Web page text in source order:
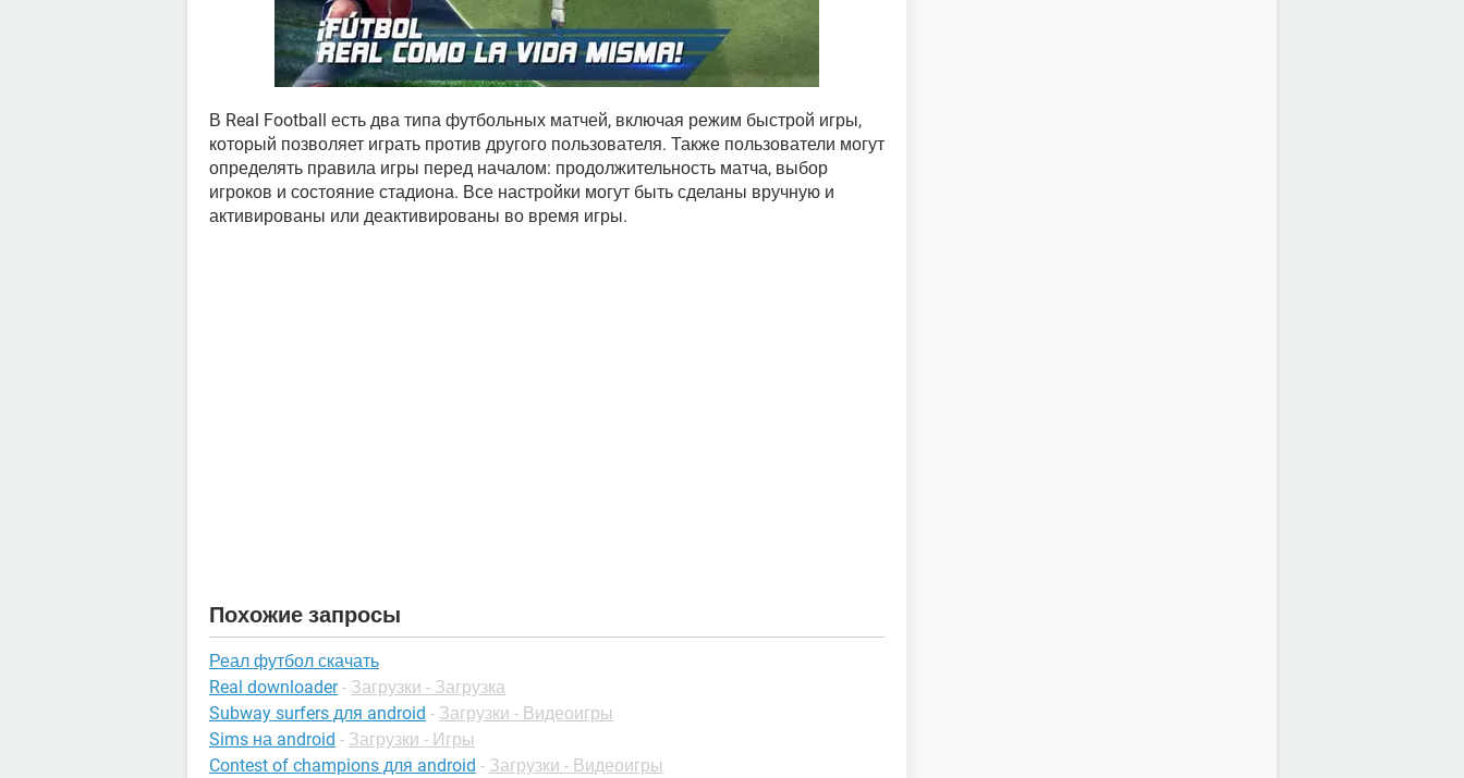
В Real Football есть два типа футбольных матчей, включая режим быстрой игры,
который позволяет играть против другого пользователя. Также пользователи могут
определять правила игры перед началом: продолжительность матча, выбор
игроков и состояние стадиона. Все настройки могут быть сделаны вручную и
активированы или деактивированы во время игры.
Похожие запросы
Реал футбол скачать
Real downloader - Загрузки - Загрузка
Subway surfers для android - Загрузки - Видеоигры
Sims на android - Загрузки - Игры
Contest of champions для android - Загрузки - Видеоигры